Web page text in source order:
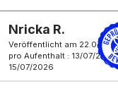
Nricka R.
Veröffentlicht am
pro Aufenthalt : 13/07/
15/07/2026